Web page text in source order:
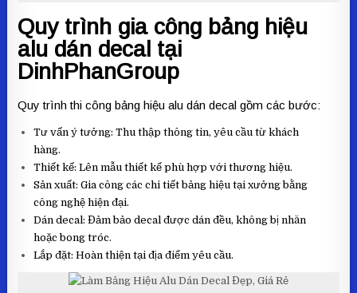
Quy trình gia công bảng hiệu
alu dán decal tại
DinhPhanGroup
Quy trình thi công bảng hiệu alu dán decal gồm các bước:
Tư vấn ý tưởng: Thu thập thông tin, yêu cầu từ khách
hàng.
Thiết kế: Lên mẫu thiết kế phù hợp với thương hiệu.
Sản xuất: Gia công các chi tiết bảng hiệu tại xưởng bằng
công nghệ hiện đại.
Dán decal: Đảm bảo decal được dán đều, không bị nhăn
hoặc bong tróc.
Lắp đặt: Hoàn thiện tại địa điểm yêu cầu.